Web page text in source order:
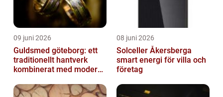
09 juni 2026
Guldsmed göteborg: ett
traditionellt hantverk
kombinerat med modern
08 juni 2026
Solceller Åkersberga
smart energi för villa och
företag